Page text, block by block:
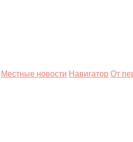
Местные новости Навигатор От